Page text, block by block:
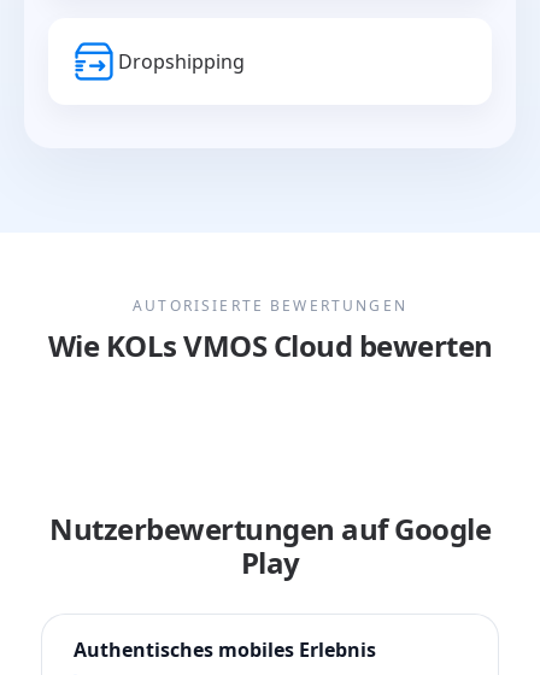
Dropshipping
AUTORISIERTE BEWERTUNGEN
Wie KOLs VMOS Cloud bewerten
Nutzerbewertungen auf Google
Play
Authentisches mobiles Erlebnis